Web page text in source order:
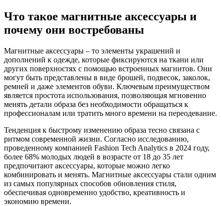
Что такое магнитные аксессуары и
почему они востребованы
Магнитные аксессуары – то элементы украшений и
дополнений к одежде, которые фиксируются на ткани или
других поверхностях с помощью встроенных магнитов. Они
могут быть представлены в виде брошей, подвесок, заколок,
ремней и даже элементов обуви. Ключевым преимуществом
является простота использования, позволяющая мгновенно
менять детали образа без необходимости обращаться к
профессионалам или тратить много времени на переодевание.
Тенденция к быстрому изменению образа тесно связана с
ритмом современной жизни. Согласно исследованию,
проведенному компанией Fashion Tech Analytics в 2024 году,
более 68% молодых людей в возрасте от 18 до 35 лет
предпочитают аксессуары, которые можно легко
комбинировать и менять. Магнитные аксессуары стали одним
из самых популярных способов обновления стиля,
обеспечивая одновременно удобство, креативность и
экономию времени.